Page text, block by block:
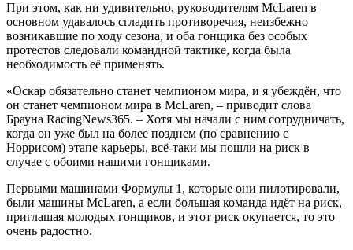
При этом, как ни удивительно, руководителям McLaren в
основном удавалось сгладить противоречия, неизбежно
возникавшие по ходу сезона, и оба гонщика без особых
протестов следовали командной тактике, когда была
необходимость её применять.
«Оскар обязательно станет чемпионом мира, и я убеждён, что
он станет чемпионом мира в McLaren, – приводит слова
Брауна RacingNews365. – Хотя мы начали с ним сотрудничать,
когда он уже был на более позднем (по сравнению с
Норрисом) этапе карьеры, всё-таки мы пошли на риск в
случае с обоими нашими гонщиками.
Первыми машинами Формулы 1, которые они пилотировали,
были машины McLaren, а если большая команда идёт на риск,
приглашая молодых гонщиков, и этот риск окупается, то это
очень радостно.